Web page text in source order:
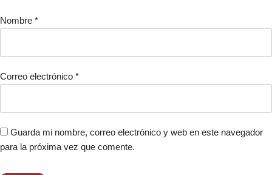
Nombre *
Correo electrónico *
Guarda mi nombre, correo electrónico y web en este navegador
para la próxima vez que comente.